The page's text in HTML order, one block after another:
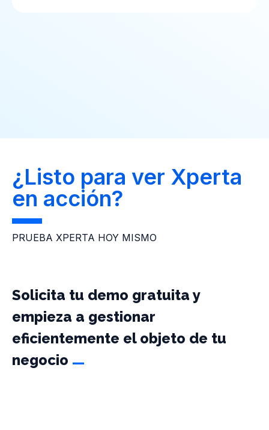
¿Listo para ver Xperta
en acción?
PRUEBA XPERTA HOY MISMO
Solicita tu demo gratuita y
empieza a gestionar
eficientemente el objeto de tu
negocio